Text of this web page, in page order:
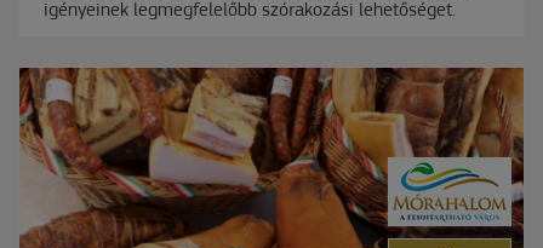
igényeinek legmegfelelőbb szórakozási lehetőséget.